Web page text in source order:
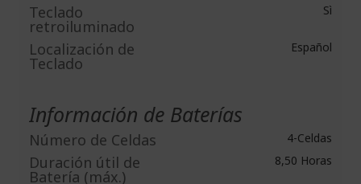
Teclado
retroiluminado
Sì
Localización de
Teclado
Español
Información de Baterías
Número de Celdas 4-Celdas
Duración útil de
Batería (máx.)
8,50 Horas